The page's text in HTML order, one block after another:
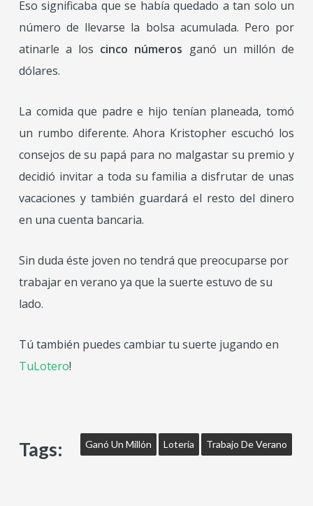
Eso significaba que se había quedado a tan solo un
número de llevarse la bolsa acumulada. Pero por
atinarle a los cinco números ganó un millón de
dólares.
La comida que padre e hijo tenían planeada, tomó
un rumbo diferente. Ahora Kristopher escuchó los
consejos de su papá para no malgastar su premio y
decidió invitar a toda su familia a disfrutar de unas
vacaciones y también guardará el resto del dinero
en una cuenta bancaria.
Sin duda éste joven no tendrá que preocuparse por
trabajar en verano ya que la suerte estuvo de su
lado.
Tú también puedes cambiar tu suerte jugando en
TuLotero!
Tags: Ganó Un Millón Lotería Trabajo De Verano